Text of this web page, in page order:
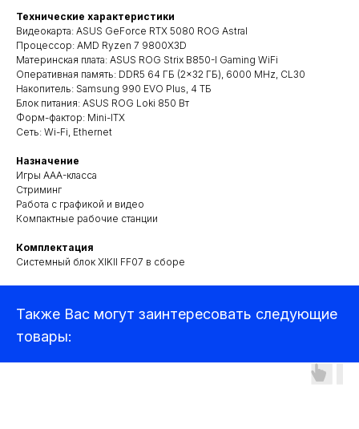
Технические характеристики
Видеокарта: ASUS GeForce RTX 5080 ROG Astral
Процессор: AMD Ryzen 7 9800X3D
Материнская плата: ASUS ROG Strix B850-I Gaming WiFi
Оперативная память: DDR5 64 ГБ (2×32 ГБ), 6000 MHz, CL30
Накопитель: Samsung 990 EVO Plus, 4 ТБ
Блок питания: ASUS ROG Loki 850 Вт
Форм-фактор: Mini-ITX
Сеть: Wi-Fi, Ethernet
Назначение
Игры AAA-класса
Стриминг
Работа с графикой и видео
Компактные рабочие станции
Комплектация
Системный блок XIKII FF07 в сборе
Также Вас могут заинтересовать следующие
товары:
Детекторы и подавители БПЛА
Прицелы
Компьютеры и ноутбуки
Аудиотехника